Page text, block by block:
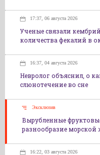
17:37, 06 августа 2026
Ученые связали
количества фекалий в
16:37, 04 августа 2026
Невролог объяснил, о
слюнотечение во сне
Эксклюзив
Вырубленные
разнообразие
16:22, 03 августа 2026